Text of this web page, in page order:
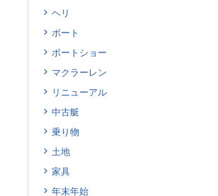
ヘリ
ボート
ボートショー
マクラーレン
リニューアル
中古艇
乗り物
土地
家具
年末年始